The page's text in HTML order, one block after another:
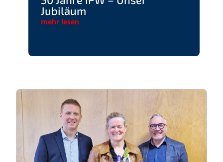
Jubiläum
mehr lesen